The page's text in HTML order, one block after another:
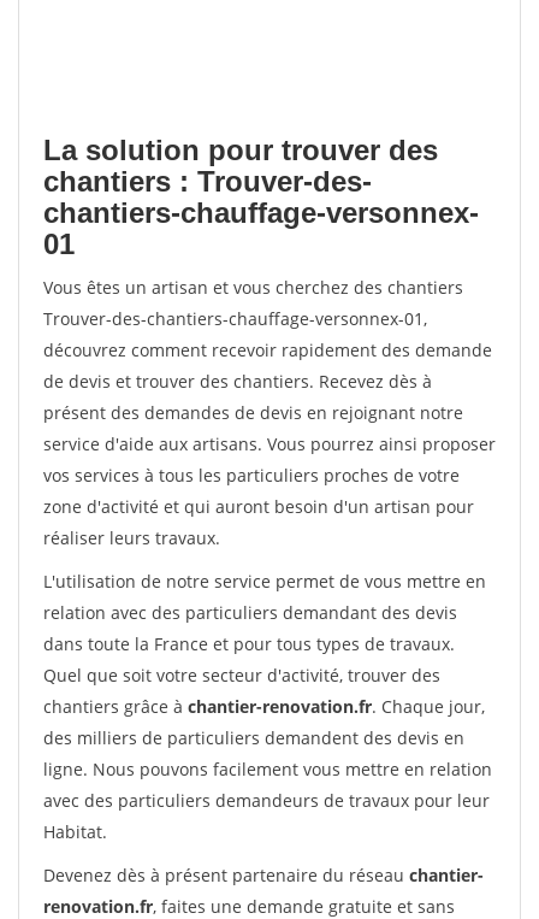
La solution pour trouver des
chantiers : Trouver-des-
chantiers-chauffage-versonnex-
01
Vous êtes un artisan et vous cherchez des chantiers
Trouver-des-chantiers-chauffage-versonnex-01,
découvrez comment recevoir rapidement des demande
de devis et trouver des chantiers. Recevez dès à
présent des demandes de devis en rejoignant notre
service d'aide aux artisans. Vous pourrez ainsi proposer
vos services à tous les particuliers proches de votre
zone d'activité et qui auront besoin d'un artisan pour
réaliser leurs travaux.
L'utilisation de notre service permet de vous mettre en
relation avec des particuliers demandant des devis
dans toute la France et pour tous types de travaux.
Quel que soit votre secteur d'activité, trouver des
chantiers grâce à chantier-renovation.fr. Chaque jour,
des milliers de particuliers demandent des devis en
ligne. Nous pouvons facilement vous mettre en relation
avec des particuliers demandeurs de travaux pour leur
Habitat.
Devenez dès à présent partenaire du réseau chantier-
renovation.fr, faites une demande gratuite et sans